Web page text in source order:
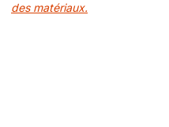
des matériaux.